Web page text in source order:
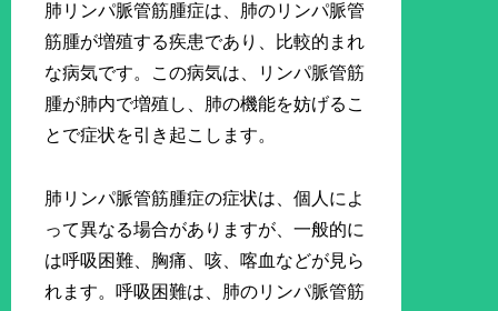
肺リンパ脈管筋腫症は、肺のリンパ脈管
筋腫が増殖する疾患であり、比較的まれ
な病気です。この病気は、リンパ脈管筋
腫が肺内で増殖し、肺の機能を妨げるこ
とで症状を引き起こします。
肺リンパ脈管筋腫症の症状は、個人によ
って異なる場合がありますが、一般的に
は呼吸困難、胸痛、咳、喀血などが見ら
れます。呼吸困難は、肺のリンパ脈管筋